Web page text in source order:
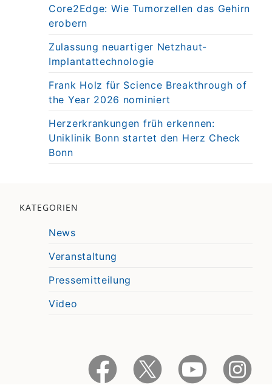
Core2Edge: Wie Tumorzellen das Gehirn
erobern
Zulassung neuartiger Netzhaut-
Implantattechnologie
Frank Holz für Science Breakthrough of
the Year 2026 nominiert
Herzerkrankungen früh erkennen:
Uniklinik Bonn startet den Herz Check
Bonn
KATEGORIEN
News
Veranstaltung
Pressemitteilung
Video